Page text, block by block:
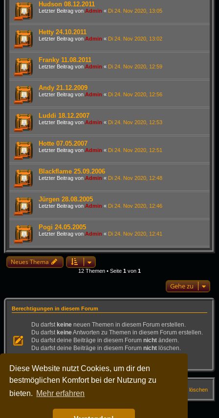
Diese Website nutzt Cookies, um dir den
bestmöglichen Komfort bei der Nutzung zu
bieten. Mehr erfahren
Hudson 08.12.2011
Letzter Beitrag von Admin « Di 24. Nov 2020, 13:05
Hetty 24.10.2011
Letzter Beitrag von Admin « Di 24. Nov 2020, 13:02
Franky 11.08.2011
Letzter Beitrag von Admin « Di 24. Nov 2020, 12:59
Andy 21.12.2009
Letzter Beitrag von Admin « Di 24. Nov 2020, 12:56
Luddi 18.12.2007
Letzter Beitrag von Admin « Di 24. Nov 2020, 12:53
Hotte 07.05.2007
Letzter Beitrag von Admin « Di 24. Nov 2020, 12:51
Blackflame 25.09.2006
Letzter Beitrag von Admin « Di 24. Nov 2020, 12:48
Jürgen 28.08.2005
Letzter Beitrag von Admin « Di 24. Nov 2020, 12:46
Pogi 24.05.2005
Letzter Beitrag von Admin « Di 24. Nov 2020, 12:41
Neues Thema
12 Themen • Seite 1 von 1
Gehe zu
Berechtigungen in diesem Forum
Du darfst keine neuen Themen in diesem Forum erstellen.
Du darfst keineAntworten zu Themen in diesem Forum erstellen.
Du darfst deine Beiträge in diesem Forum nicht ändern.
Du darfst deine Beiträge in diesem Forum nicht löschen.
Startseite Forum Alle Cookies löschen
Alle Zeiten sindUTC+02:00
Powered by phpBB ® Forum Software © phpBB Limited